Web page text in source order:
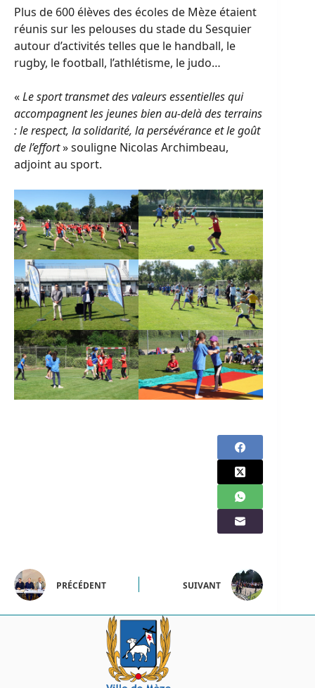
Plus de 600 élèves des écoles de Mèze étaient
réunis sur les pelouses du stade du Sesquier
autour d’activités telles que le handball, le
rugby, le football, l’athlétisme, le judo…
«Le sport transmet des valeurs essentielles qui
accompagnent les jeunes bien au-delà des terrains
: le respect, la solidarité, la persévérance et le goût
de l’effort» souligne Nicolas Archimbeau,
adjoint au sport.
PRÉCÉDENT SUIVANT